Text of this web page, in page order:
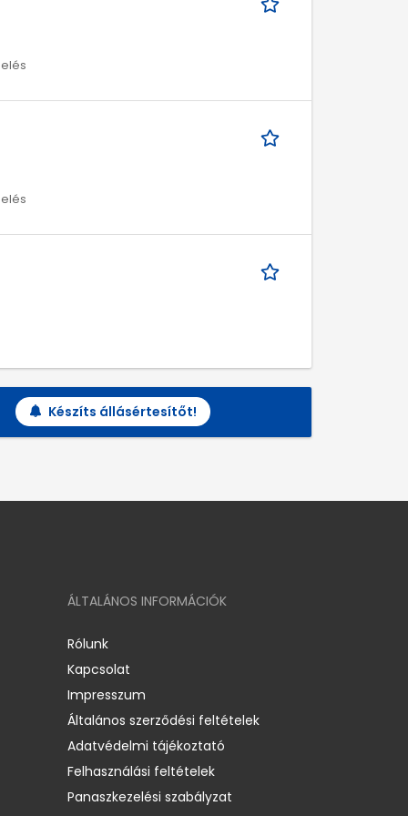
Készíts állásértesítőt!
ÁLTALÁNOS INFORMÁCIÓK
Rólunk
Kapcsolat
Impresszum
Általános szerződési feltételek
Adatvédelmi tájékoztató
Felhasználási feltételek
Panaszkezelési szabályzat